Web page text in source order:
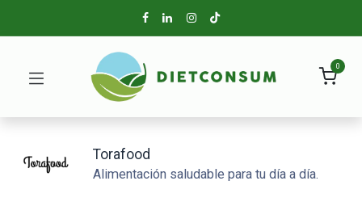
0
Torafood
Alimentación saludable para tu día a día.